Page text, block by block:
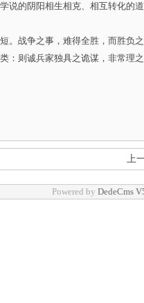
说的阴阳相生相克、相互转化的
战争之事，难得全胜，而胜负之
：则诚兵家独具之诡谋，非常理
上
Powered by DedeCms